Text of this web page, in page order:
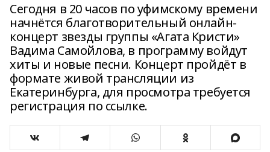
Сегодня в 20 часов по уфимскому времени
начнётся благотворительный онлайн-
концерт звезды группы «Агата Кристи»
Вадима Самойлова, в программу войдут
хиты и новые песни. Концерт пройдёт в
формате живой трансляции из
Екатеринбурга, для просмотра требуется
регистрация по ссылке.